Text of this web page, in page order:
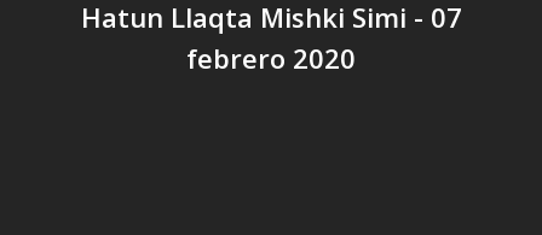
Hatun Llaqta Mishki Simi - 07
febrero 2020